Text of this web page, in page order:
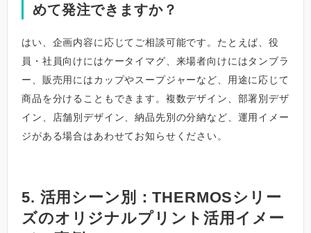
めて発注できますか？
はい、企画内容に応じてご相談可能です。たとえば、役
員・社員向けにはケータイマグ、来場者向けにはタンブラ
ー、販売用にはカップやスープジャーなど、用途に応じて
商品を分けることもできます。複数デザイン、部署別デザ
イン、店舗別デザイン、納品先別の分納など、運用イメー
ジがある場合はあわせてお知らせください。
5. 活用シーン別：THERMOSシリー
ズのオリジナルプリント活用イメー